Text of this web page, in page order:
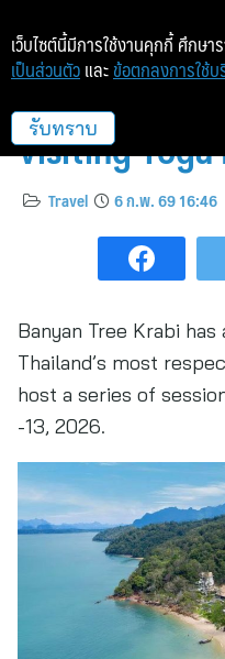
Banyan Tree
Visiting
Travel 6 ก.พ. 69 16:46
Banyan Tree Krabi
Thailand’s most
host a series of
-13, 2026.
เว็บไซต์นี้มีการใช้งานคุกกี้ ศึกษา
เป็นส่วนตัว และ ข้อตกลงการใช้บ
รับทราบ